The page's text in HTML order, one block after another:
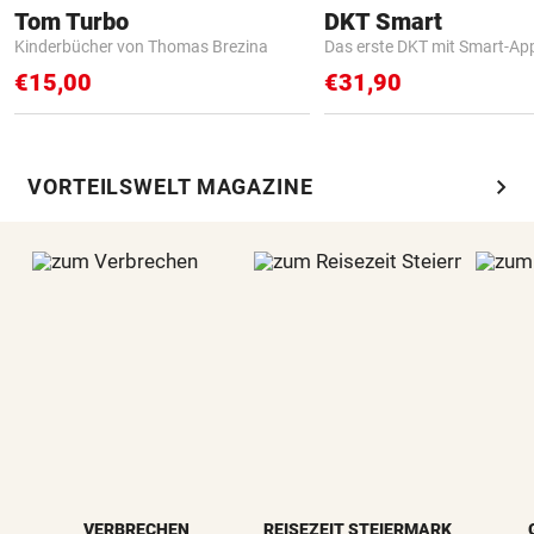
Tom Turbo
Kinderbücher von Thomas Brezina
€15,00
DKT Smart
Das erste DKT mit Smart-
€31,90
VORTEILSWELT MAGAZINE chevron_right
VERBRECHEN REISEZEIT STEIERMARK